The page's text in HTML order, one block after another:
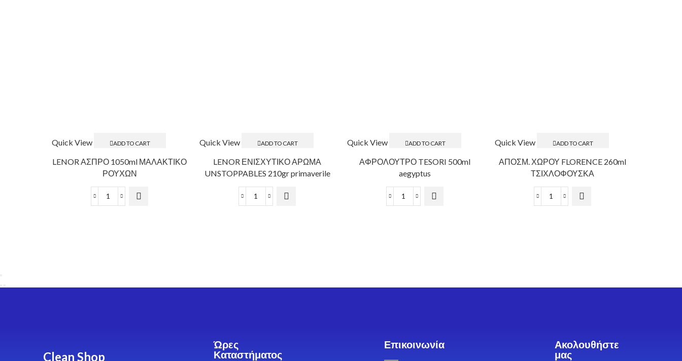
Quick View ADD TO CART
LENOR ΑΣΠΡΟ 1050ml ΜΑΛΑΚΤΙΚΟ
ΡΟΥΧΩΝ
Quick View ADD TO CART
LENOR ΕΝΙΣΧΥΤΙΚΟ ΑΡΩΜΑ
UNSTOPPABLES 210gr primaverile
Quick View ADD TO CART
ΑΦΡΟΛΟΥΤΡΟ TESORI 500ml
aegyptus
Quick View ADD TO CART
ΑΠΟΣΜ. ΧΩΡΟΥ FLORENCE 260ml
ΤΣΙΧΛΟΦΟΥΣΚΑ
Clean Shop
Ώρες
Καταστήματος
Επικοινωνία
Ακολουθήστε
μας